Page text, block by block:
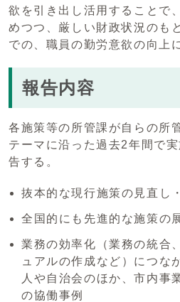
欲を引き出し活用することで
めつつ、厳しい財政状況のも
での、職員の勤労意欲の向上
報告内容
各施策等の所管課が自らの所
テーマに沿った過去2年間で
告する。
抜本的な現行施策の見直し
全国的にも先進的な施策の
業務の効率化（業務の統合
ュアルの作成など）につな
人や自治会のほか、市内事
の協働事例